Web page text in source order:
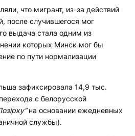
что мигрант, из-за действий
после случившегося мог
выдача стала одним из
которых Минск мог бы
по пути нормализации
зафиксировала 14,9 тыс.
с белорусской
на основании ежедневных
службы).